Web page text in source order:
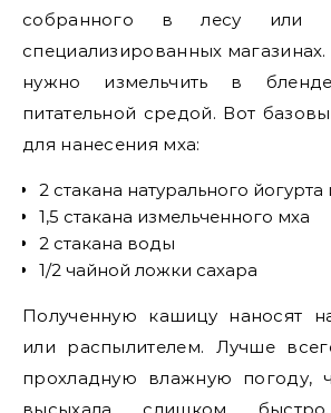
собранного в лесу или
специализированных
нужно измельчить в
питательной средой. Вот
для нанесения мха:
2 стакана натурального йогурта
1,5 стакана измельченного мха
2 стакана воды
1/2 чайной ложки сахара
Полученную кашицу наносят
или распылителем. Лучше
прохладную влажную погоду,